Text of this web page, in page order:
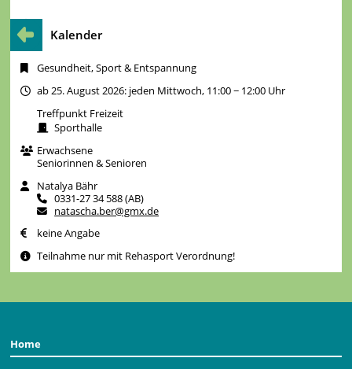
Kalender
Gesundheit, Sport & Entspannung
ab 25. August 2026: jeden Mittwoch, 11:00 − 12:00 Uhr
Treffpunkt Freizeit
Sporthalle
Erwachsene
Seniorinnen & Senioren
Natalya Bähr
0331-27 34 588 (AB)
natascha.ber@gmx.de
keine Angabe
Teilnahme nur mit Rehasport Verordnung!
Home